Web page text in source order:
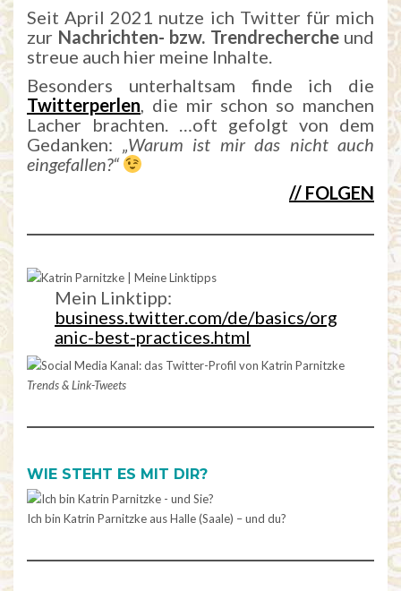
Seit April 2021 nutze ich Twitter für mich
zur Nachrichten- bzw. Trendrechercheund
streue auch hier meine Inhalte.
Besonders unterhaltsam finde ich die
Twitterperlen , die mir schon so manchen
Lacher brachten. …oft gefolgt von dem
Gedanken:
„Warum ist mir das nicht auch
eingefallen?“
// FOLGEN
Mein Linktipp:
business.twitter.com/de/basics/org
anic-best-practices.html
Trends & Link-Tweets
WIE STEHT ES MIT DIR?
Ich bin Katrin Parnitzke aus Halle (Saale) – und du?